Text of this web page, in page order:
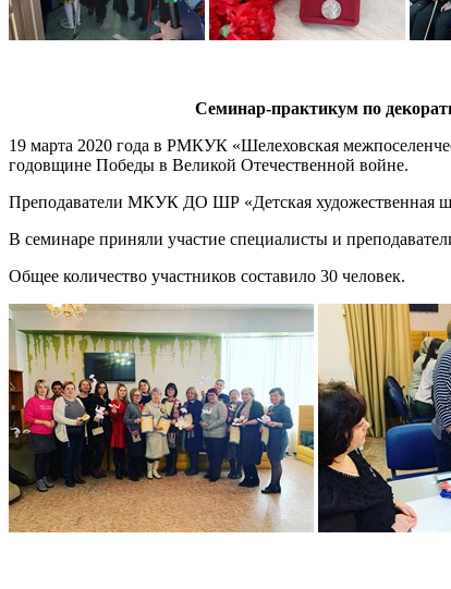
Семинар-практикум по
19 марта 2020 года в РМКУК «Шелеховская
годовщине Победы в Великой Отечественной войне.
Преподаватели МКУК ДО ШР «Детская художественная
В семинаре приняли участие специалисты и
Общее количество участников составило 30 человек.